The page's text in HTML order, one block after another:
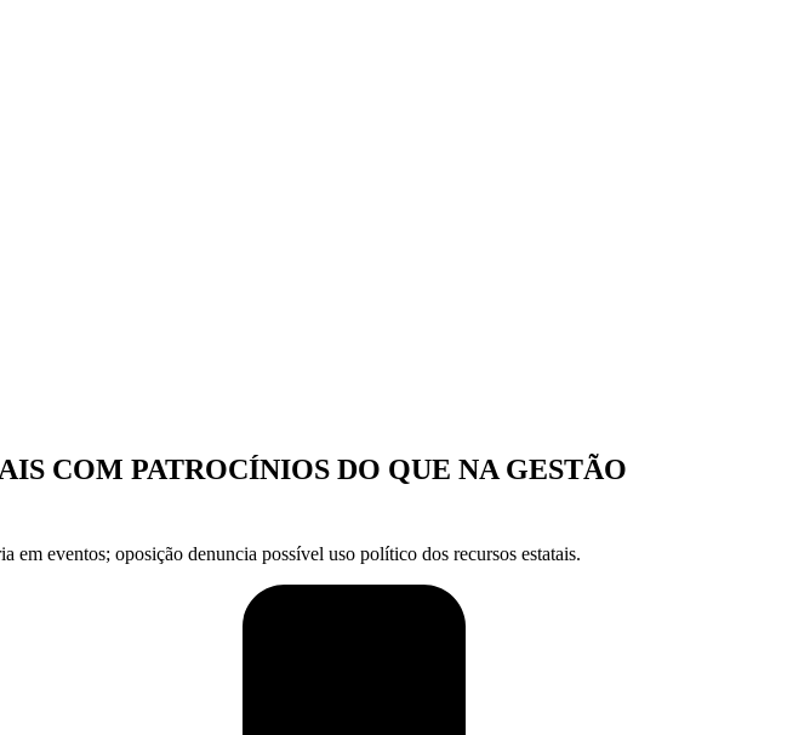
COM PATROCÍNIOS DO QUE NA GESTÃO
eventos; oposição denuncia possível uso político dos recursos estatais.